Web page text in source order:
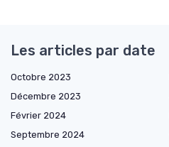
Les articles par date
Octobre 2023
Décembre 2023
Février 2024
Septembre 2024